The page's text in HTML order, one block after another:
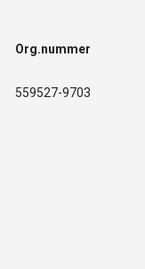
Org.nummer
559527-9703